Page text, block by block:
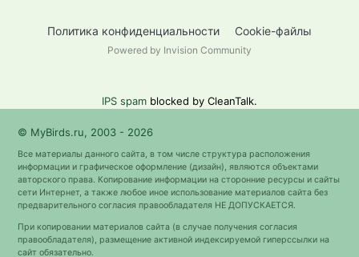
Политика конфиденциальности Cookie-файлы
Powered by Invision Community
IPS spam blocked by CleanTalk.
© MyBirds.ru, 2003 - 2026
Все материалы данного сайта, в том числе структура расположения
информации и графическое оформление (дизайн), являются объектами
авторского права. Копирование информации на сторонние ресурсы и сайты
сети Интернет, а также любое иное использование материалов сайта без
предварительного согласия правообладателя НЕ ДОПУСКАЕТСЯ.
При копировании материалов сайта (в случае получения согласия
правообладателя), размещение активной индексируемой гиперссылки на
сайт обязательно.